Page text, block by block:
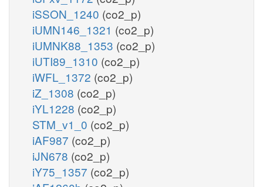
iSSON_1240 (co2_p)
iUMN146_1321 (co2_p)
iUMNK88_1353 (co2_p)
iUTI89_1310 (co2_p)
iWFL_1372 (co2_p)
iZ_1308 (co2_p)
iYL1228 (co2_p)
STM_v1_0 (co2_p)
iAF987 (co2_p)
iJN678 (co2_p)
iY75_1357 (co2_p)